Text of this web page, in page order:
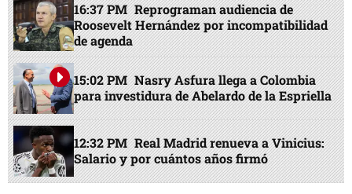
16:37 PM Reprograman audiencia de
Roosevelt Hernández por incompatibilidad
de agenda
15:02 PM Nasry Asfura llega a Colombia
para investidura de Abelardo de la Espriella
12:32 PM Real Madrid renueva a Vinicius:
Salario y por cuántos años firmó